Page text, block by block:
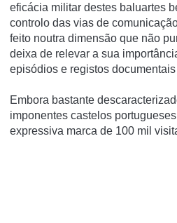
eficácia militar destes baluartes
controlo das vias de
feito noutra dimensão que não
deixa de relevar a sua
episódios e registos
Embora bastante
imponentes castelos
expressiva marca de 100 mil